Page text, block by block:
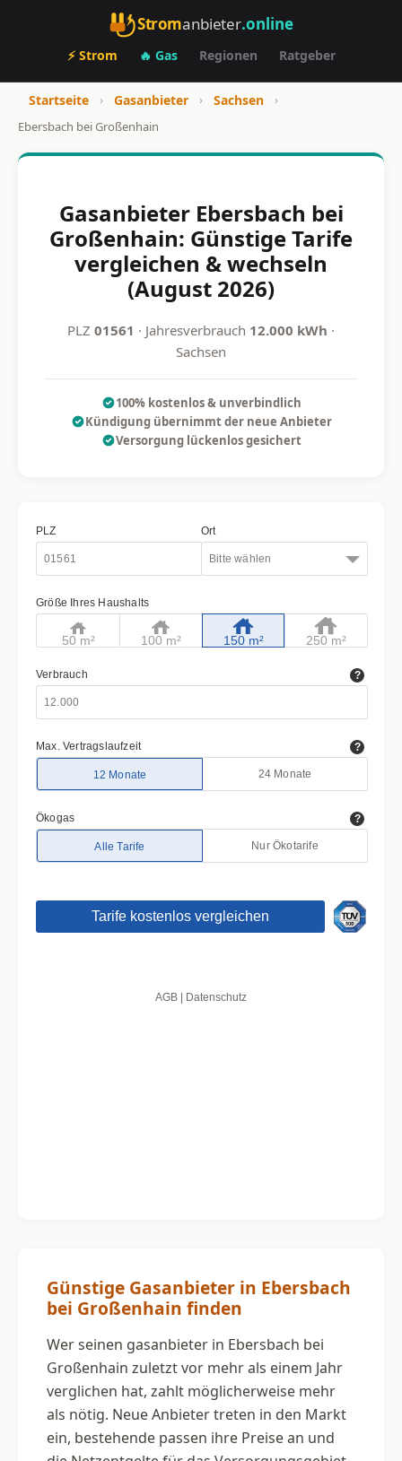
Stromanbieter.online
⚡ Strom 🔥 Gas Regionen Ratgeber
Startseite › Gasanbieter › Sachsen
›
Ebersbach bei Großenhain
Gasanbieter Ebersbach bei
Großenhain: Günstige Tarife
vergleichen & wechseln
(August 2026)
PLZ 01561 · Jahresverbrauch 12.000 kWh ·
Sachsen
100% kostenlos & unverbindlich
Kündigung übernimmt der neue Anbieter
Versorgung lückenlos gesichert
Günstige Gasanbieter in Ebersbach
bei Großenhain finden
Wer seinen gasanbieter in Ebersbach bei
Großenhain zuletzt vor mehr als einem Jahr
verglichen hat, zahlt möglicherweise mehr
als nötig. Neue Anbieter treten in den Markt
ein, bestehende passen ihre Preise an und